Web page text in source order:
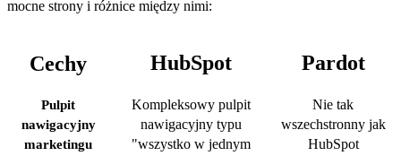
mocne strony i różnice między nimi:
Cechy HubSpot Pardot
Pulpit
nawigacyjny
marketingu
Kompleksowy pulpit
nawigacyjny typu
"wszystko w jednym
Nie tak
wszechstronny jak
HubSpot